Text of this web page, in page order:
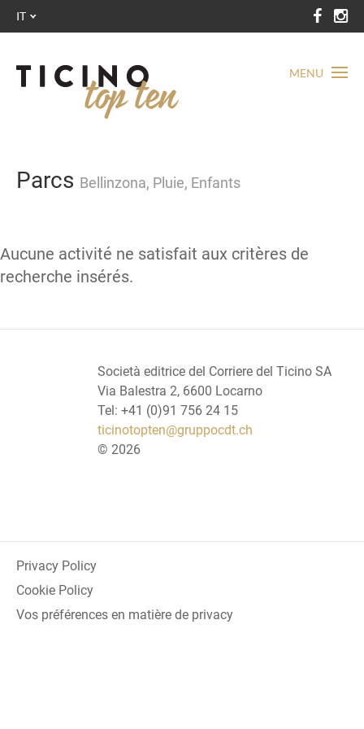
MENU
IT
Parcs Bellinzona, Pluie, Enfants
Aucune activité ne satisfait aux critères de
recherche insérés.
Società editrice del Corriere del Ticino SA
Via Balestra 2, 6600 Locarno
Tel: +41 (0)91 756 24 15
ticinotopten@gruppocdt.ch
© 2026
Privacy Policy
Cookie Policy
Vos préférences en matière de privacy